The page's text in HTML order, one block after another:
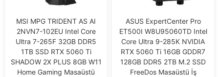
MSI MPG TRIDENT AS AI
2NVN7-102EU Intel Core
Ultra 7-265F 32GB DDR5
1TB SSD RTX 5060 Ti
SHADOW 2X PLUS 8GB W11
Home Gaming Masaüstü
ASUS ExpertCenter Pro
ET500I W8U95060TD Intel
Core Ultra 9-285K NVIDIA
RTX 5060 Ti 16GB GDDR7
128GB DDR5 2TB M.2 SSD
FreeDos Masaüstü İş